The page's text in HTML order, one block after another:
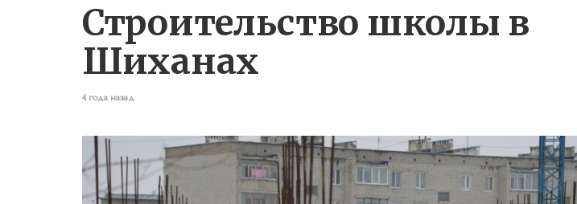
Строительство школы в
Шиханах
4 года назад